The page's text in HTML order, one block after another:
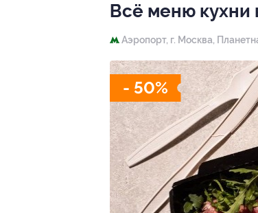
Всё меню кухни
Аэропорт, г. Москва,
- 50%